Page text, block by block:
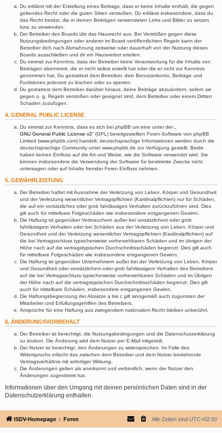
Du erklärst mit der Erstellung eines Beitrags, dass er keine Inhalte enthält, die gegen
geltendes Recht oder die guten Sitten verstoßen. Du erklärst insbesondere, dass du
das Recht besitzt, die in deinen Beiträgen verwendeten Links und Bilder zu setzen
bzw. zu verwenden.
Der Betreiber des Boards übt das Hausrecht aus. Bei Verstößen gegen diese
Nutzungsbedingungen oder anderer im Board veröffentlichten Regeln kann der
Betreiber dich nach Abmahnung zeitweise oder dauerhaft von der Nutzung dieses
Boards ausschließen und dir ein Hausverbot erteilen.
Du nimmst zur Kenntnis, dass der Betreiber keine Verantwortung für die Inhalte von
Beiträgen übernimmt, die er nicht selbst erstellt hat oder die er nicht zur Kenntnis
genommen hat. Du gestattest dem Betreiber, dein Benutzerkonto, Beiträge und
Funktionen jederzeit zu löschen oder zu sperren.
Du gestattest dem Betreiber darüber hinaus, deine Beiträge abzuändern, sofern sie
gegen o. g. Regeln verstoßen oder geeignet sind, dem Betreiber oder einem Dritten
Schaden zuzufügen.
4. GENERAL PUBLIC LICENSE
Du nimmst zur Kenntnis, dass es sich bei phpBB um eine unter der „
GNU General Public License v2“ (GPL) bereitgestellten Foren-Software von phpBB
Limited (www.phpbb.com) handelt; deutschsprachige Informationen werden durch die
deutschsprachige Community unter www.phpbb.de zur Verfügung gestellt. Beide
haben keinen Einfluss auf die Art und Weise, wie die Software verwendet wird. Sie
können insbesondere die Verwendung der Software für bestimmte Zwecke nicht
untersagen oder auf Inhalte fremder Foren Einfluss nehmen.
5. GEWÄHRLEISTUNG
Der Betreiber haftet mit Ausnahme der Verletzung von Leben, Körper und Gesundheit
und der Verletzung wesentlicher Vertragspflichten (Kardinalpflichten) nur für Schäden,
die auf ein vorsätzliches oder grob fahrlässiges Verhalten zurückzuführen sind. Dies
gilt auch für mittelbare Folgeschäden wie insbesondere entgangenen Gewinn.
Die Haftung ist gegenüber Verbrauchern außer bei vorsätzlichem oder grob
fahrlässigem Verhalten oder bei Schäden aus der Verletzung von Leben, Körper und
Gesundheit und der Verletzung wesentlicher Vertragspflichten (Kardinalpflichten) auf
die bei Vertragsschluss typischerweise vorhersehbaren Schäden und im übrigen der
Höhe nach auf die vertragstypischen Durchschnittsschäden begrenzt. Dies gilt auch
für mittelbare Folgeschäden wie insbesondere entgangenen Gewinn.
Die Haftung ist gegenüber Unternehmern außer bei der Verletzung von Leben, Körper
und Gesundheit oder vorsätzlichem oder grob fahrlässigem Verhalten des Betreibers
auf die bei Vertragsschluss typischerweise vorhersehbaren Schäden und im Übrigen
der Höhe nach auf die vertragstypischen Durchschnittsschäden begrenzt. Dies gilt
auch für mittelbare Schäden, insbesondere entgangenen Gewinn.
Die Haftungsbegrenzung der Absätze a bis c gilt sinngemäß auch zugunsten der
Mitarbeiter und Erfüllungsgehilfen des Betreibers.
Ansprüche für eine Haftung aus zwingendem nationalem Recht bleiben unberührt.
6. ÄNDERUNGSVORBEHALT
Der Betreiber ist berechtigt, die Nutzungsbedingungen und die Datenschutzerklärung
zu ändern. Die Änderung wird dem Nutzer per E-Mail mitgeteilt.
Der Nutzer ist berechtigt, den Änderungen zu widersprechen. Im Falle des
Widerspruchs erlischt das zwischen dem Betreiber und dem Nutzer bestehende
Vertragsverhältnis mit sofortiger Wirkung.
Die Änderungen gelten als anerkannt und verbindlich, wenn der Nutzer den
Änderungen zugestimmt hat.
Informationen über den Umgang mit deinen persönlichen Daten sind in der
Datenschutzerklärung enthalten.
ISDV-Homepage Foren Alle Zeiten sind UTC+02:00